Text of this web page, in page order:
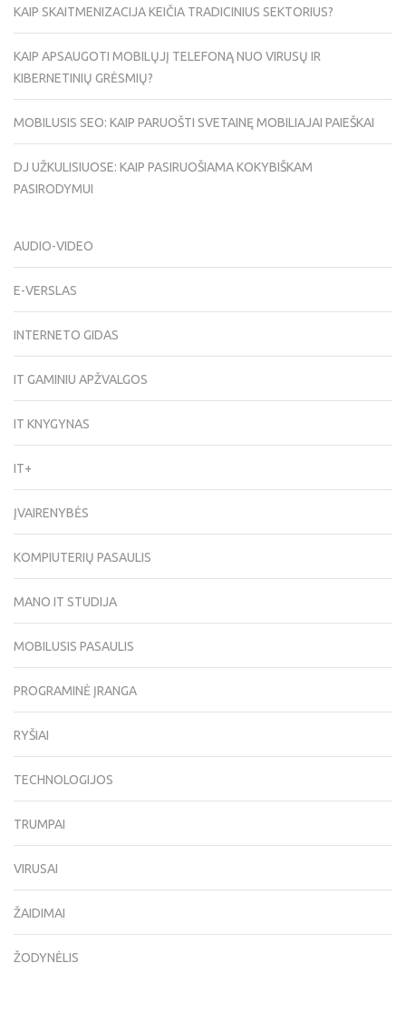
KAIP SKAITMENIZACIJA KEIČIA TRADICINIUS SEKTORIUS?
KAIP APSAUGOTI MOBILŲJĮ TELEFONĄ NUO VIRUSŲ IR
KIBERNETINIŲ GRĖSMIŲ?
MOBILUSIS SEO: KAIP PARUOŠTI SVETAINĘ MOBILIAJAI PAIEŠKAI
DJ UŽKULISIUOSE: KAIP PASIRUOŠIAMA KOKYBIŠKAM
PASIRODYMUI
AUDIO-VIDEO
E-VERSLAS
INTERNETO GIDAS
IT GAMINIU APŽVALGOS
IT KNYGYNAS
IT+
ĮVAIRENYBĖS
KOMPIUTERIŲ PASAULIS
MANO IT STUDIJA
MOBILUSIS PASAULIS
PROGRAMINĖ ĮRANGA
RYŠIAI
TECHNOLOGIJOS
TRUMPAI
VIRUSAI
ŽAIDIMAI
ŽODYNĖLIS